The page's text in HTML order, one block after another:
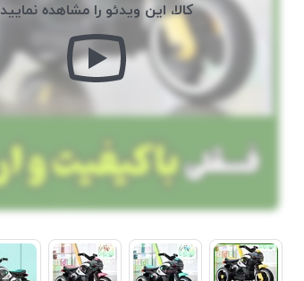
کالا، این ویدئو را مشاهده نمایید